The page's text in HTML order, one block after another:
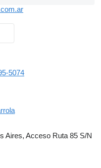
5074
Aires, Acceso Ruta 85 S/N